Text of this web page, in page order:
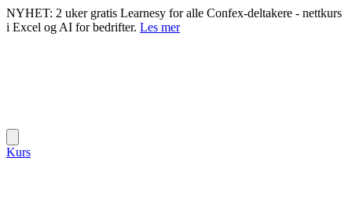
NYHET: 2 uker gratis Learnesy for alle Confex-deltakere - nettkurs
i Excel og AI for bedrifter. Les mer
Kurs